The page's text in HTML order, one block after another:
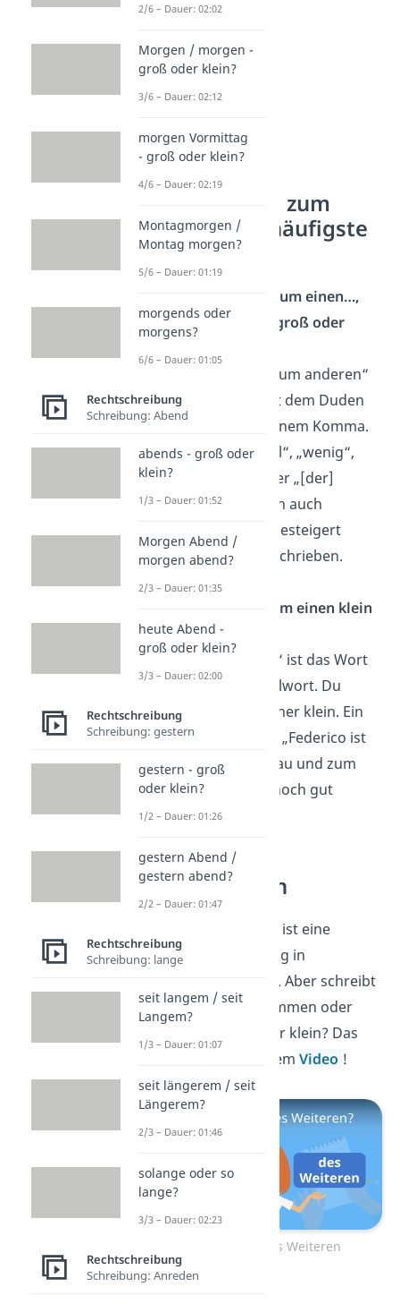
zum einen…, zum
anderen — häufigste
Fragen
Schreibst du „zum einen…,
zum anderen“ groß oder
„Zum einen…, zum anderen“
schreibt du laut dem Duden
klein und mit einem Komma.
Wörter wie „viel“, „wenig“,
„[der] eine“ oder „[der]
andere“ werden auch
gebeugt oder gesteigert
immer kleingeschrieben.
Warum wird zum einen klein
geschrieben?
Bei „zum einen“ ist das Wort
„einen“ ein Zahlwort. Du
schreibst es daher klein. Ein
Beispielsatz ist: „Federico ist
zum einen schlau und zum
anderen auch noch gut
aussehend.“
des Weiteren
ist eine
beliebte Überleitung in
. Aber schreibt
man das nun zusammen oder
getrennt, groß oder klein? Das
erfährst du in diesemVideo !
Zum Video: des Weiteren
2/6 – Dauer: 02:02
Morgen / morgen -
groß oder klein?
3/6 – Dauer: 02:12
morgen Vormittag
- groß oder klein?
4/6 – Dauer: 02:19
Montagmorgen /
Montag morgen?
5/6 – Dauer: 01:19
morgends oder
morgens?
6/6 – Dauer: 01:05
Rechtschreibung
Schreibung: Abend
abends - groß oder
klein?
1/3 – Dauer: 01:52
Morgen Abend /
morgen abend?
2/3 – Dauer: 01:35
heute Abend -
groß oder klein?
3/3 – Dauer: 02:00
Rechtschreibung
Schreibung: gestern
gestern - groß
oder klein?
1/2 – Dauer: 01:26
gestern Abend /
gestern abend?
2/2 – Dauer: 01:47
Rechtschreibung
Schreibung: lange
seit langem / seit
Langem?
1/3 – Dauer: 01:07
seit längerem / seit
Längerem?
2/3 – Dauer: 01:46
solange oder so
lange?
3/3 – Dauer: 02:23
Rechtschreibung
Schreibung: Anreden